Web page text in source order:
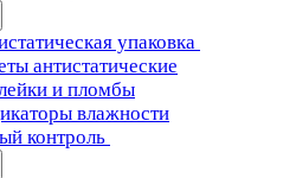
упаковка
антистатические
и пломбы
влажности
контроль